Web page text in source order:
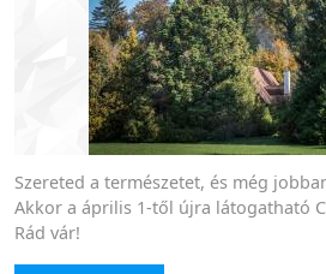
Szereted a természetet, és még
Akkor a április 1-től újra látogatható
Rád vár!